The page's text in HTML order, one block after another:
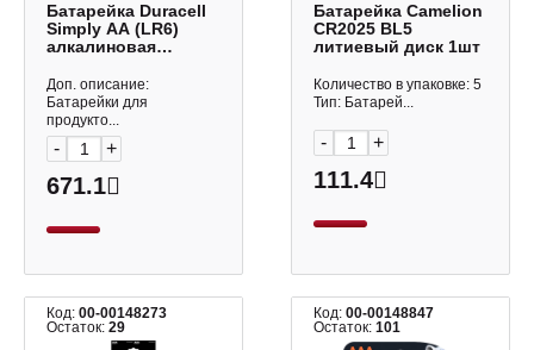
Батарейка Duraсell
Simply AA (LR6)
алкалиновая
5000394129733
Доп. описание:
Батарейки для
продукто...
- +
671.1
Батарейка Camelion
CR2025 BL5
литиевый диск 1шт
Количество в упаковке: 5
Тип: Батарей...
- +
111.4
Код: 00-00148273
Остаток: 29
Код:00-00148847
Остаток:101